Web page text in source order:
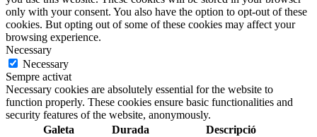
only with your consent. You also have the option to opt-out of these
cookies. But opting out of some of these cookies may affect your
browsing experience.
Necessary
Necessary
Sempre activat
Necessary cookies are absolutely essential for the website to
function properly. These cookies ensure basic functionalities and
security features of the website, anonymously.
Galeta
Durada Descripció